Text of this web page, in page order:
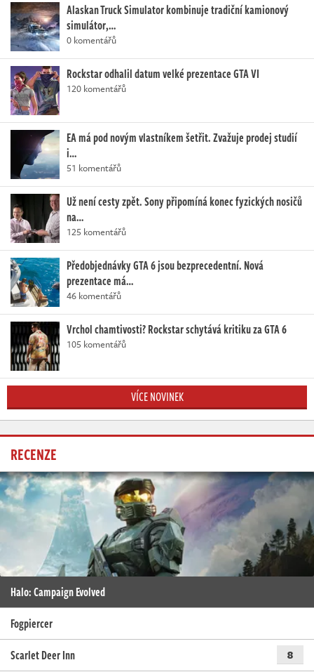
Alaskan Truck Simulator kombinuje tradiční kamionový
simulátor,…
0 komentářů
Rockstar odhalil datum velké prezentace GTA VI
120 komentářů
EA má pod novým vlastníkem šetřit. Zvažuje prodej studií
i…
51 komentářů
Už není cesty zpět. Sony připomíná konec fyzických nosičů
na…
125 komentářů
Předobjednávky GTA 6 jsou bezprecedentní. Nová
prezentace má…
46 komentářů
Vrchol chamtivosti? Rockstar schytává kritiku za GTA 6
105 komentářů
VÍCE NOVINEK
RECENZE
Halo: Campaign Evolved
Fogpiercer
Scarlet Deer Inn
8